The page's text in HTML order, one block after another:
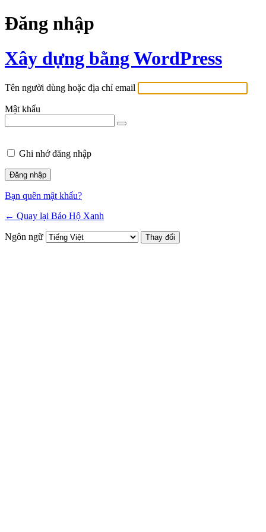
Đăng nhập
Xây dựng bằng WordPress
Tên người dùng hoặc địa chỉ email
Mật khẩu
Ghi nhớ đăng nhập
Bạn quên mật khẩu?
← Quay lại Bảo Hộ Xanh
Ngôn ngữ